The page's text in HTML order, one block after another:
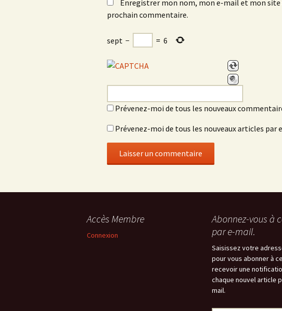
Enregistrer mon nom, mon e-mail et mon
prochain commentaire.
sept − = 6
Prévenez-moi de tous les nouveaux
Prévenez-moi de tous les nouveaux articles par
Accès Membre
Connexion
Abonnez-vous à
par e-mail.
Saisissez votre
pour vous abonner à
recevoir une
chaque nouvel article
mail.